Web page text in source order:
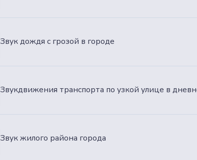
Звук дождя с грозой в городе
Звукдвижения транспорта по узкой улице в
Звук жилого района города